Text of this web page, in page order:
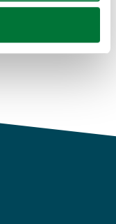
(huellas
se procesan sus
sitio web con
y análisis